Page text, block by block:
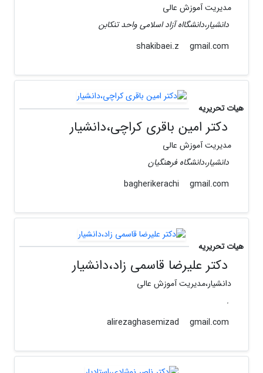
مدیریت آموزش عالی
دانشیار،دانشگااه آزاد اسلامی واحد تنکابن
gmail.com
هیات تحریریه
دکتر امین باقری کراچی،دانشیار
مدیریت آموزش عالی
دانشیار،دانشگاه فرهنگیان
gmail.com
هیات تحریریه
دکتر علیرضا قاسمی زاد،دانشیار
دانشیار،مدیریت آموزش عالی
.
gmail.com